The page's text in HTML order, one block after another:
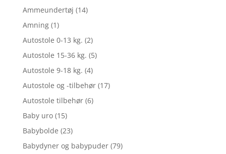
Ammeundertøj (14)
Amning (1)
Autostole 0-13 kg. (2)
Autostole 15-36 kg. (5)
Autostole 9-18 kg. (4)
Autostole og -tilbehør (17)
Autostole tilbehør (6)
Baby uro (15)
Babybolde (23)
Babydyner og babypuder (79)